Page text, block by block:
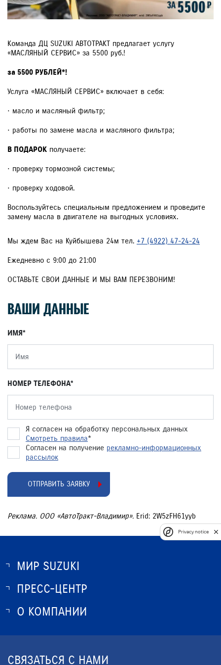
ЗАКАЗАТЬ ЗВОНОК
Команда ДЦ SUZUKI АВТОТРАКТ предлагает услугу
«МАСЛЯНЫЙ СЕРВИС» за 5500 руб.!
за 5500 РУБЛЕЙ*!
Услуга «МАСЛЯНЫЙ СЕРВИС» включает в себя:
· масло и масляный фильтр;
· работы по замене масла и масляного фильтра;
В ПОДАРОК получаете:
· проверку тормозной системы;
· проверку ходовой.
Воспользуйтесь специальным предложением и проведите
замену масла в двигателе на выгодных условиях.
Мы ждем Вас на Куйбышева 24м тел. +7 (4922) 47-24-24
Ежедневно с 9:00 до 21:00
ОСТАВЬТЕ СВОИ ДАННЫЕ И МЫ ВАМ ПЕРЕЗВОНИМ!
ВАШИ ДАННЫЕ
ИМЯ
НОМЕР ТЕЛЕФОНА
Я согласен на обработку персональных данных
Смотреть правила*
Согласен на получение рекламно-информационных
рассылок
ОТПРАВИТЬ ЗАЯВКУ
Реклама. ООО «АвтоТракт-Владимир». Erid: 2W5zFH61yyb
МИР SUZUKI
О SUZUKI
ПРЕСС-ЦЕНТР
НОВОСТИ
О КОМПАНИИ
СВЯЗАТЬСЯ С НАМИ
Privacy notice